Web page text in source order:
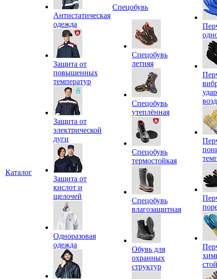
Каталог
Антистатическая
одежда
Защита от
повышенных
температур
Защита от
электрической
дуги
Защита от
кислот и
щелочей
Одноразовая
одежда
Спецобувь
Спецобувь
летняя
Спецобувь
утеплённая
Спецобувь
термостойкая
Спецобувь
влагозащитная
Обувь для
охранных
структур